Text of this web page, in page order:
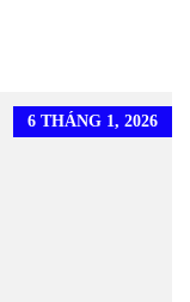
6 THÁNG 1, 2026